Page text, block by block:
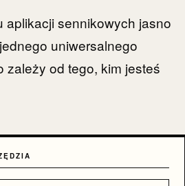
aplikacji sennikowych jasno
uniwersalnego
zależy od tego, kim jesteś